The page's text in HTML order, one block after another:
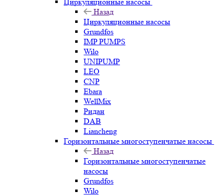
Назад
Циркуляционные насосы
Grundfos
IMP PUMPS
Wilo
UNIPUMP
LEO
CNP
Ebara
WellMix
Ридан
DAB
Liancheng
Горизонтальные многоступенчатые насосы
Назад
Горизонтальные многоступенчатые
насосы
Grundfos
Wilo